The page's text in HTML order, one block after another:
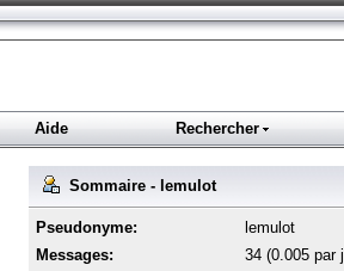
Aide Rechercher
Sommaire - lemulot
Pseudonyme:
lemulot
Messages:
34 (0.005 par